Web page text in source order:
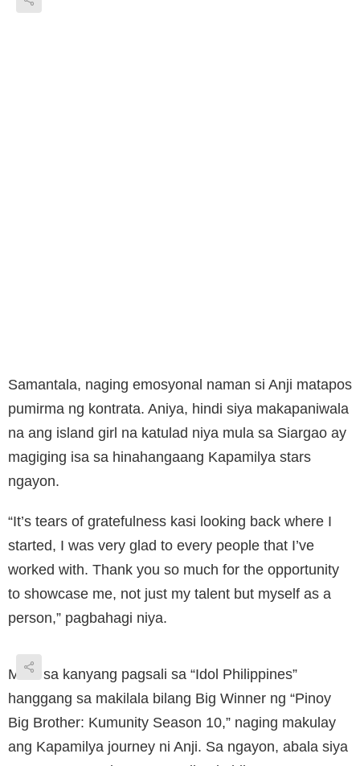
Samantala, naging emosyonal naman si Anji matapos
pumirma ng kontrata. Aniya, hindi siya makapaniwala
na ang island girl na katulad niya mula sa Siargao ay
magiging isa sa hinahangaang Kapamilya stars
ngayon.
“It’s tears of gratefulness kasi looking back where I
started, I was very glad to every people that I’ve
worked with. Thank you so much for the opportunity
to showcase me, not just my talent but myself as a
person,” pagbahagi niya.
Mula sa kanyang pagsali sa “Idol Philippines”
hanggang sa makilala bilang Big Winner ng “Pinoy
Big Brother: Kumunity Season 10,” naging makulay
ang Kapamilya journey ni Anji. Sa ngayon, abala siya